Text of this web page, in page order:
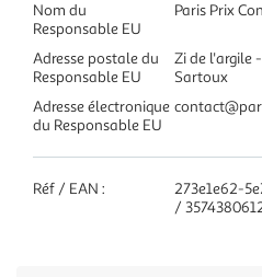
Nom du
Responsable EU
Paris Prix
Adresse postale du
Responsable EU
Zi de l'argile
Sartoux
Adresse électronique
du Responsable EU
Réf / EAN :
273e1e62-
/